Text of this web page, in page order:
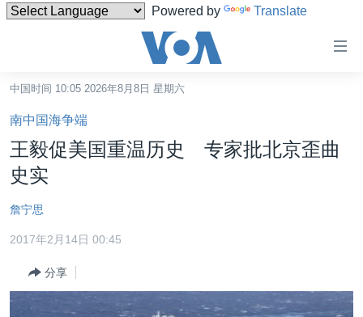
Powered by Translate
碍
链
接
跳
内
容
到
中国
最新国际新闻
印太
分类新闻
经济·金融·贸易
美中关系
中国时间 10:05 2026年8月8日 星期六
南中国海争端
王毅促美国重温历史 专家批北京歪曲
史实
詹宁思
2017年2月14日 00:45
分享